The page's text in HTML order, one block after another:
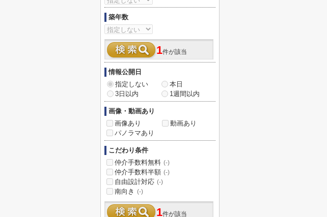
築年数
1件が該当
情報公開日
指定しない
本日
3日以内
1週間以内
画像・動画あり
画像あり
動画あり
パノラマあり
こだわり条件
仲介手数料無料 (-)
仲介手数料半額 (-)
自由設計対応 (-)
南向き (-)
1件が該当